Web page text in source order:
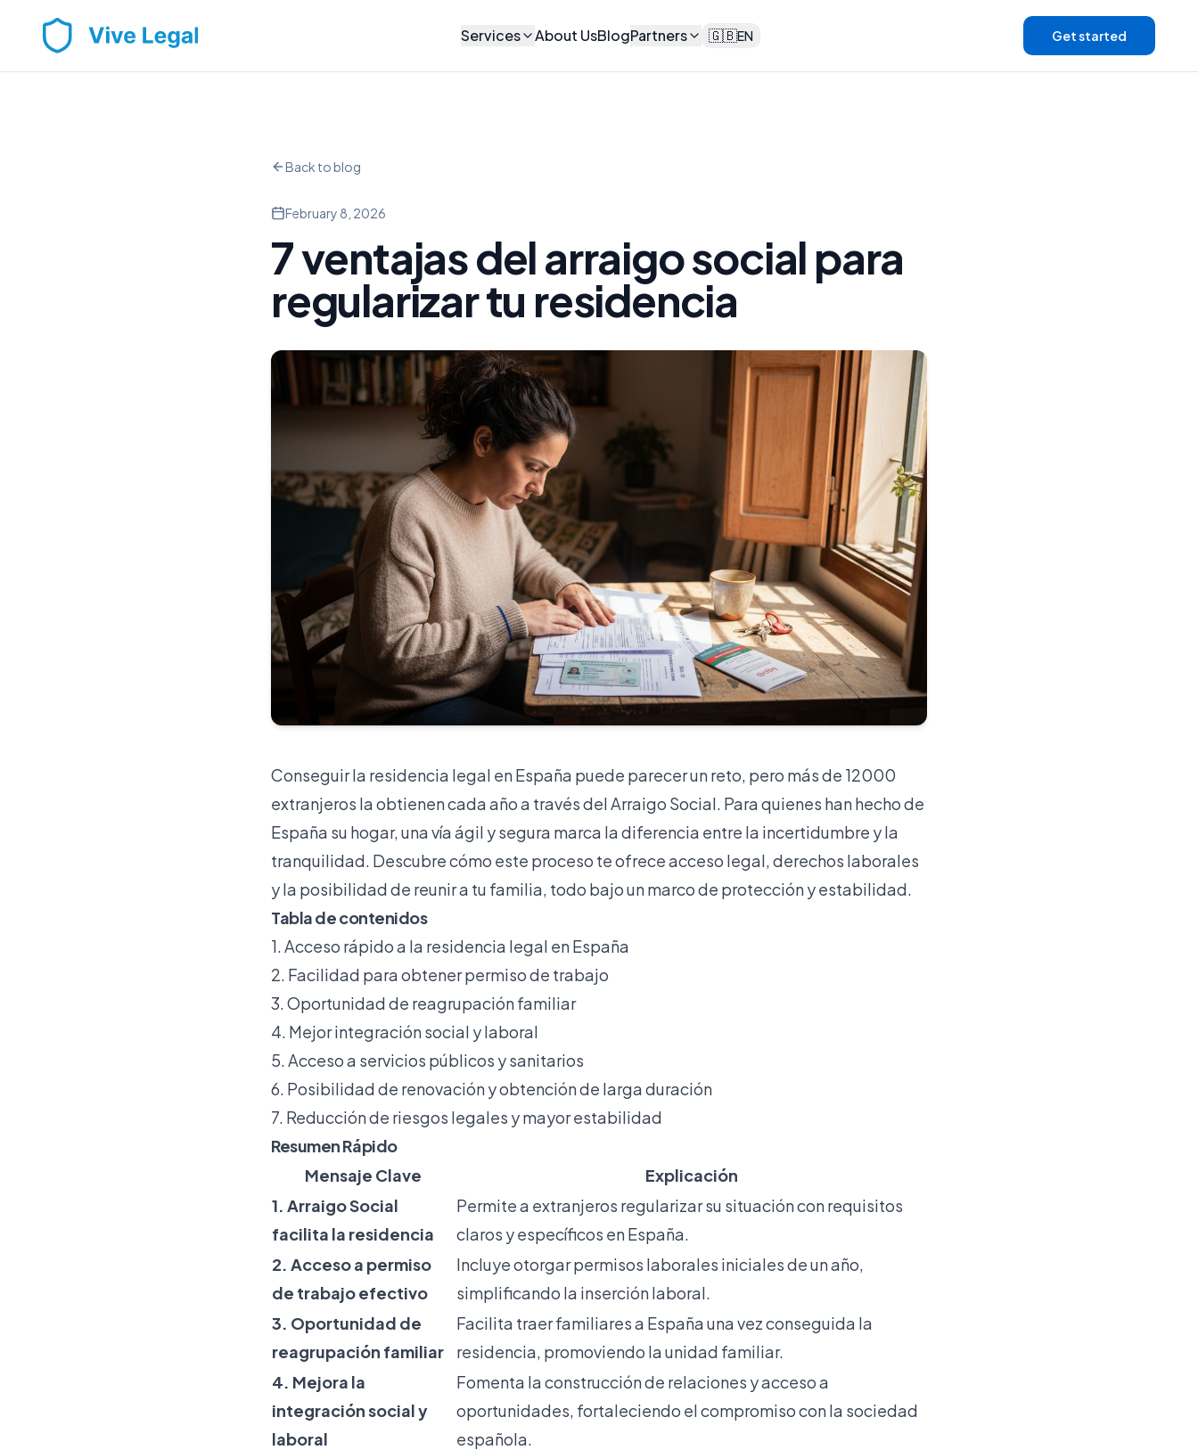
Services About UsBlogPartners 🇬🇧EN Get started
Back to blog
February 8, 2026
7 ventajas del arraigo social para
regularizar tu residencia
Conseguir la residencia legal en España puede parecer un reto, pero más de 12000
extranjeros la obtienen cada año a través del Arraigo Social. Para quienes han hecho de
España su hogar, una vía ágil y segura marca la diferencia entre la incertidumbre y la
tranquilidad. Descubre cómo este proceso te ofrece acceso legal, derechos laborales
y la posibilidad de reunir a tu familia, todo bajo un marco de protección y estabilidad.
Tabla de contenidos
1. Acceso rápido a la residencia legal en España
2. Facilidad para obtener permiso de trabajo
3. Oportunidad de reagrupación familiar
4. Mejor integración social y laboral
5. Acceso a servicios públicos y sanitarios
6. Posibilidad de renovación y obtención de larga duración
7. Reducción de riesgos legales y mayor estabilidad
Resumen Rápido
Mensaje Clave
Explicación
1. Arraigo Social
facilita la residencia
Permite a extranjeros regularizar su situación con requisitos
claros y específicos en España.
2. Acceso a permiso
de trabajo efectivo
Incluye otorgar permisos laborales iniciales de un año,
simplificando la inserción laboral.
3. Oportunidad de
reagrupación familiar
Facilita traer familiares a España una vez conseguida la
residencia, promoviendo la unidad familiar.
4. Mejora la
integración social y
laboral
Fomenta la construcción de relaciones y acceso a
oportunidades, fortaleciendo el compromiso con la sociedad
española.